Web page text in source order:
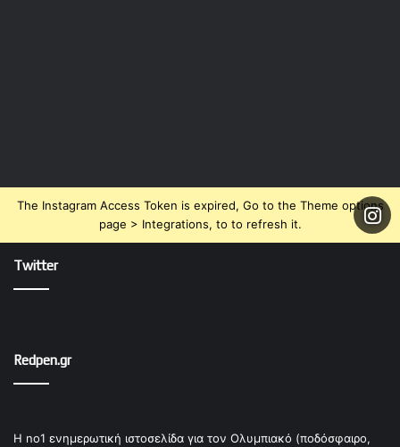
The Instagram Access Token is expired, Go to the Theme options
page > Integrations, to to refresh it.
Twitter
Redpen.gr
Η no1 ενημερωτική ιστοσελίδα για τον Ολυμπιακό (ποδόσφαιρο,